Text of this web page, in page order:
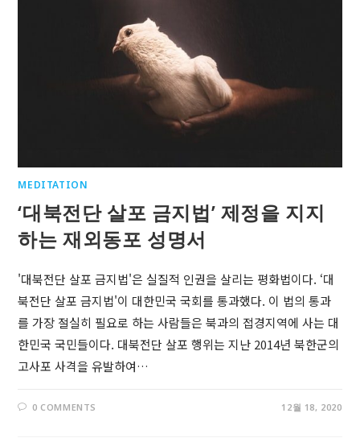
MEDITATION
‘대북전단 살포 금지법’ 제정을 지지
하는 재외동포 성명서
'대북전단 살포 금지법'은 실질적 인권을 살리는 평화법이다. ‘대
북전단 살포 금지법'이 대한민국 국회를 통과했다. 이 법의 통과
를 가장 절실히 필요로 하는 사람들은 북과의 접경지역에 사는 대
한민국 국민들이다. 대북전단 살포 행위는 지난 2014년 북한군의
고사포 사격을 유발하여…
0 COMMENTS 12월 18, 2020